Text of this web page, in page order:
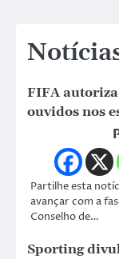
FIFA
ouvidos nos
Partilhe esta
avançar com a
Conselho de…
Sporting